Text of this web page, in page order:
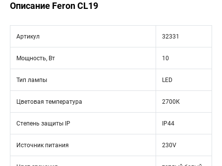
Описание Feron CL19
Артикул 32331
Мощность, Вт 10
Тип лампы LED
Цветовая температура 2700К
Степень защиты IP IP44
Источник питания 230V